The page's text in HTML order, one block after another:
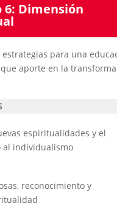
6: Dimensión
estrategias para una
aporte en la
espiritualidades y el
al individualismo
reconocimiento y